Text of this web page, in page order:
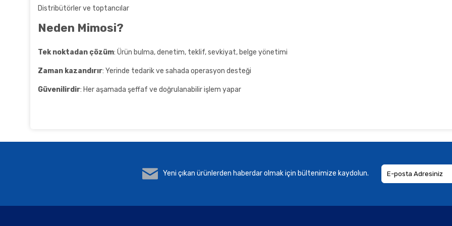
Distribütörler ve toptancılar
Neden Mimosi?
Tek noktadan çözüm: Ürün bulma, denetim, teklif, sevkiyat, belge yönetimi
Zaman kazandırır: Yerinde tedarik ve sahada operasyon desteği
Güvenilirdir: Her aşamada şeffaf ve doğrulanabilir işlem yapar
Yeni çıkan ürünlerden haberdar olmak için bültenimize kaydolun.